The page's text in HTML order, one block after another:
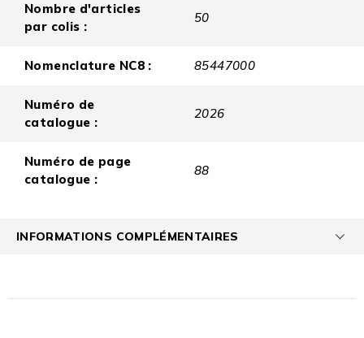
Nombre d'articles
par colis :
50
Nomenclature NC8 : 85447000
Numéro de
catalogue :
2026
Numéro de page
catalogue :
88
INFORMATIONS COMPLÉMENTAIRES